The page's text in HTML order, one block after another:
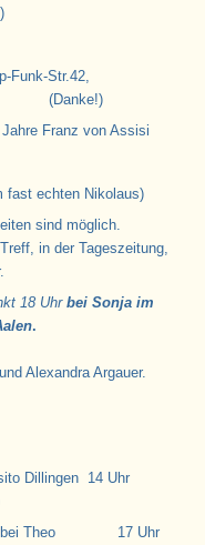
Str.42,
Franz von Assisi
echten Nikolaus)
sind möglich.
in der Tageszeitung,
18 Uhr bei Sonja im
.
Alexandra Argauer.
Dillingen 14 Uhr
bei Theo 17 Uhr